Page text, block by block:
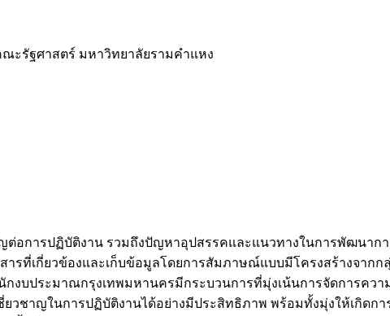
รัฐศาสตร์ มหาวิทยาลัยรามคำแหง
ต่อการปฏิบัติงาน รวมถึงปัญหาอุปสรรคและแนวทางในการพัฒนาก
ารที่เกี่ยวข้องและเก็บข้อมูลโดยการสัมภาษณ์แบบมีโครงสร้างจาก
งบประมาณกรุงเทพมหานครมีกระบวนการที่มุ่งเน้นการจัดการควา
วชาญในการปฏิบัติงานได้อย่างมีประสิทธิภาพ พร้อมทั้งมุ่งให้เกิดก